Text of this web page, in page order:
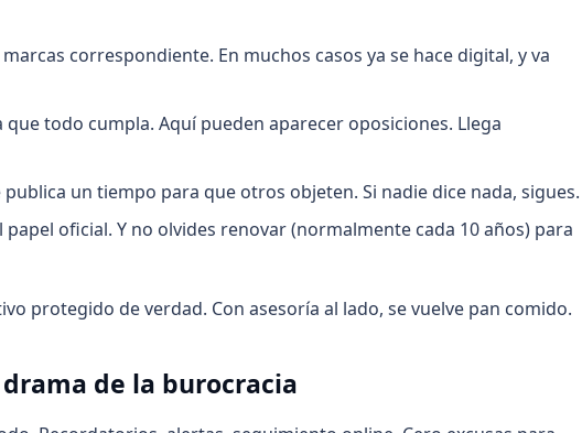
correspondiente. En muchos casos ya se hace digital, y va
que todo cumpla. Aquí pueden aparecer oposiciones. Llega
un tiempo para que otros objeten. Si nadie dice nada, sigues.
papel oficial. Y no olvides renovar (normalmente cada 10 años) para
protegido de verdad. Con asesoría al lado, se vuelve pan comido.
de la burocracia